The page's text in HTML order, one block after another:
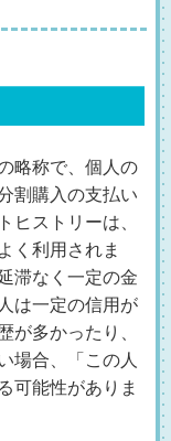
略称で、個人の
割購入の支払い
ヒストリーは、
く利用されま
滞なく一定の金
は一定の信用が
が多かったり、
場合、「この人
可能性がありま